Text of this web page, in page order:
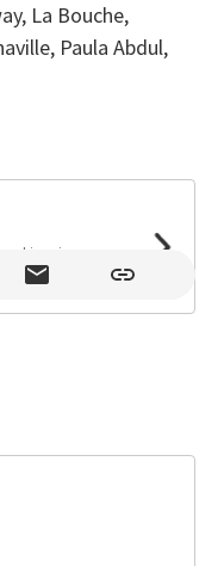
La Bouche,
Paula Abdul,
nasip,